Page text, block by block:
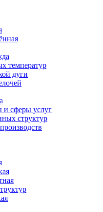
температур
дуги
сферы услуг
структур